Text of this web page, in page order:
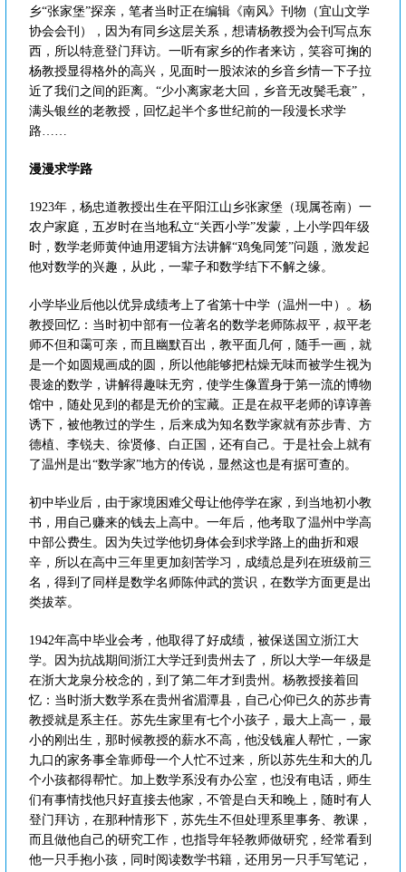
乡“张家堡”探亲，笔者当时正在编辑《南风》刊物（宜山文学
协会会刊），因为有同乡这层关系，想请杨教授为会刊写点东
西，所以特意登门拜访。一听有家乡的作者来访，笑容可掬的
杨教授显得格外的高兴，见面时一股浓浓的乡音乡情一下子拉
近了我们之间的距离。“少小离家老大回，乡音无改鬓毛衰”，
满头银丝的老教授，回忆起半个多世纪前的一段漫长求学
路……
漫漫求学路
1923年，杨忠道教授出生在平阳江山乡张家堡（现属苍南）一
农户家庭，五岁时在当地私立“关西小学”发蒙，上小学四年级
时，数学老师黄仲迪用逻辑方法讲解“鸡兔同笼”问题，激发起
他对数学的兴趣，从此，一辈子和数学结下不解之缘。
小学毕业后他以优异成绩考上了省第十中学（温州一中）。杨
教授回忆：当时初中部有一位著名的数学老师陈叔平，叔平老
师不但和霭可亲，而且幽默百出，教平面几何，随手一画，就
是一个如圆规画成的圆，所以他能够把枯燥无味而被学生视为
畏途的数学，讲解得趣味无穷，使学生像置身于第一流的博物
馆中，随处见到的都是无价的宝藏。正是在叔平老师的谆谆善
诱下，被他教过的学生，后来成为知名数学家就有苏步青、方
德植、李锐夫、徐贤修、白正国，还有自己。于是社会上就有
了温州是出“数学家”地方的传说，显然这也是有据可查的。
初中毕业后，由于家境困难父母让他停学在家，到当地初小教
书，用自己赚来的钱去上高中。一年后，他考取了温州中学高
中部公费生。因为失过学他切身体会到求学路上的曲折和艰
辛，所以在高中三年里更加刻苦学习，成绩总是列在班级前三
名，得到了同样是数学名师陈仲武的赏识，在数学方面更是出
类拔萃。
1942年高中毕业会考，他取得了好成绩，被保送国立浙江大
学。因为抗战期间浙江大学迁到贵州去了，所以大学一年级是
在浙大龙泉分校念的，到了第二年才到贵州。杨教授接着回
忆：当时浙大数学系在贵州省湄潭县，自己心仰已久的苏步青
教授就是系主任。苏先生家里有七个小孩子，最大上高一，最
小的刚出生，那时候教授的薪水不高，他没钱雇人帮忙，一家
九口的家务事全靠师母一个人忙不过来，所以苏先生和大的几
个小孩都得帮忙。加上数学系没有办公室，也没有电话，师生
们有事情找他只好直接去他家，不管是白天和晚上，随时有人
登门拜访，在那种情形下，苏先生不但处理系里事务、教课，
而且做他自己的研究工作，也指导年轻教师做研究，经常看到
他一只手抱小孩，同时阅读数学书籍，还用另一只手写笔记，